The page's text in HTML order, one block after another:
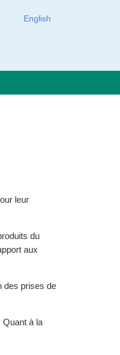
English
leur
aux
des prises de
Quant à la